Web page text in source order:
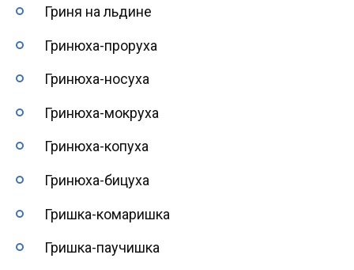
Гриня на льдине
Гринюха-проруха
Гринюха-носуха
Гринюха-мокруха
Гринюха-копуха
Гринюха-бицуха
Гришка-комаришка
Гришка-паучишка